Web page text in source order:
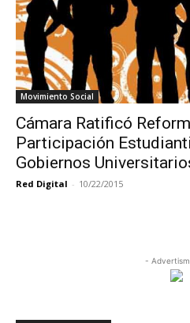
Movimiento Social
Cámara Ratificó
Participación
Gobiernos
Red Digital - 10/22/2015
-